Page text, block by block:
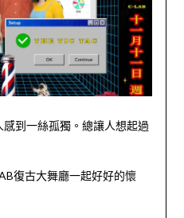
到一絲孤獨。總讓人想起過
復古大舞廳一起好好的懷